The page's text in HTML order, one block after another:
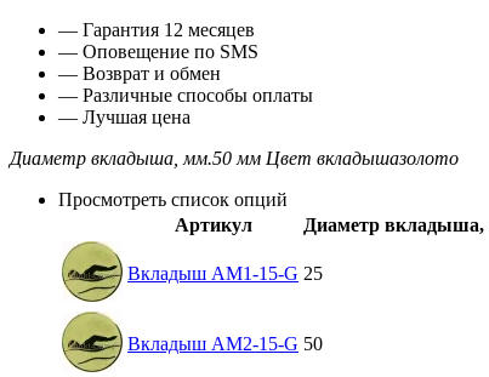
— Гарантия 12 месяцев
— Оповещение по SMS
— Возврат и обмен
— Различные способы оплаты
— Лучшая цена
Диаметр вкладыша, мм.50 мм Цвет вкладышазолото
Просмотреть список опций
Артикул
Диаметр
Вкладыш AM1-15-G 25
Вкладыш AM2-15-G 50